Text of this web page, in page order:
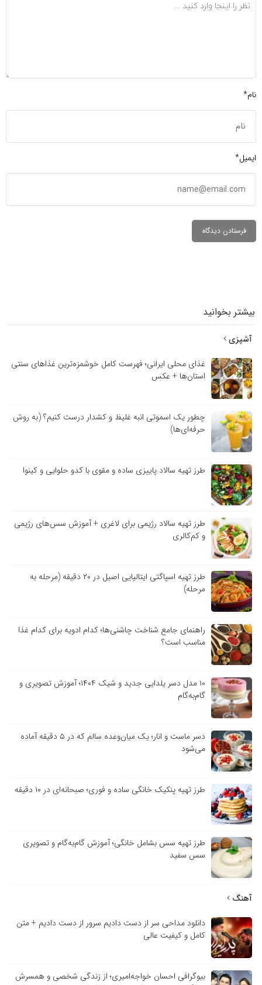
نام*
ایمیل*
بیشتر بخوانید
آشپزی
غذای محلی ایرانی؛ فهرست کامل خوشمزه‌ترین غذاهای سنتی
استان‌ها + عکس
چطور یک اسموتی انبه غلیظ و کشدار درست کنیم؟ (به روش
حرفه‌ای‌ها)
طرز تهیه سالاد پاییزی ساده و مقوی با کدو حلوایی و کینوا
طرز تهیه سالاد رژیمی برای لاغری + آموزش سس‌های رژیمی
و کم‌کالری
طرز تهیه اسپاگتی ایتالیایی اصیل در ۲۰ دقیقه (مرحله به
مرحله)
راهنمای جامع شناخت چاشنی‌ها؛ کدام ادویه برای کدام غذا
مناسب است؟
۱۰ مدل دسر یلدایی جدید و شیک ۱۴۰۴؛ آموزش تصویری و
گام‌به‌گام
دسر ماست و انار؛ یک میان‌وعده سالم که در ۵ دقیقه آماده
می‌شود
طرز تهیه پنکیک خانگی ساده و فوری؛ صبحانه‌ای در ۱۰ دقیقه
طرز تهیه سس بشامل خانگی؛ آموزش گام‌به‌گام و تصویری
سس سفید
آهنگ
دانلود مداحی سر از دست دادیم سرور از دست دادیم + متن
کامل و کیفیت عالی
بیوگرافی احسان خواجه‌امیری؛ از زندگی شخصی و همسرش